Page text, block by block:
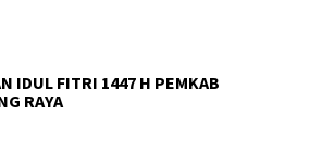
IDUL FITRI 1447 H PEMKAB
RAYA